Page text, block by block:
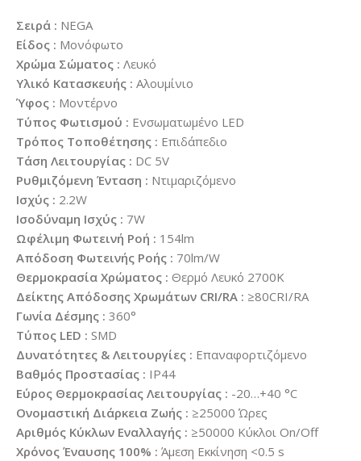
Σειρά : NEGA
Είδος : Μονόφωτο
Χρώμα Σώματος : Λευκό
Υλικό Κατασκευής : Αλουμίνιο
Ύφος : Μοντέρνο
Τύπος Φωτισμού : Ενσωματωμένο LED
Τρόπος Τοποθέτησης : Επιδάπεδιο
Τάση Λειτουργίας : DC 5V
Ρυθμιζόμενη Ένταση : Ντιμαριζόμενο
Ισχύς : 2.2W
Ισοδύναμη Ισχύς : 7W
Ωφέλιμη Φωτεινή Ροή : 154lm
Απόδοση Φωτεινής Ροής : 70lm/W
Θερμοκρασία Χρώματος : Θερμό Λευκό 2700K
Δείκτης Απόδοσης Χρωμάτων CRI/RA : ≥80CRI/RA
Γωνία Δέσμης : 360°
Τύπος LED : SMD
Δυνατότητες & Λειτουργίες : Επαναφορτιζόμενο
Βαθμός Προστασίας : IP44
Εύρος Θερμοκρασίας Λειτουργίας : -20…+40 °C
Ονομαστική Διάρκεια Ζωής : ≥25000 Ώρες
Αριθμός Κύκλων Εναλλαγής : ≥50000 Κύκλοι On/Off
Χρόνος Έναυσης 100% : Άμεση Εκκίνηση <0.5 s